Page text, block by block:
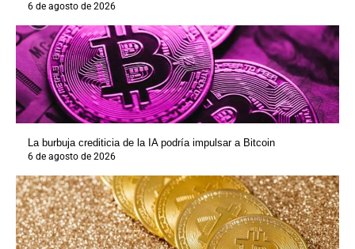
6 de agosto de 2026
La burbuja crediticia de la IA podría impulsar a Bitcoin
6 de agosto de 2026